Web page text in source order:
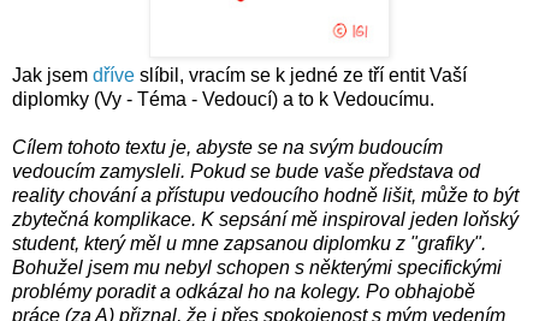
Jak jsem dříve slíbil, vracím se k jedné ze tří entit Vaší
diplomky (Vy - Téma - Vedoucí) a to k Vedoucímu.
Cílem tohoto textu je, abyste se na svým budoucím
vedoucím zamysleli. Pokud se bude vaše představa od
reality chování a přístupu vedoucího hodně lišit, může to být
zbytečná komplikace. K sepsání mě inspiroval jeden loňský
student, který měl u mne zapsanou diplomku z "grafiky".
Bohužel jsem mu nebyl schopen s některými specifickými
problémy poradit a odkázal ho na kolegy. Po obhajobě
práce (za A) přiznal, že i přes spokojenost s mým vedením